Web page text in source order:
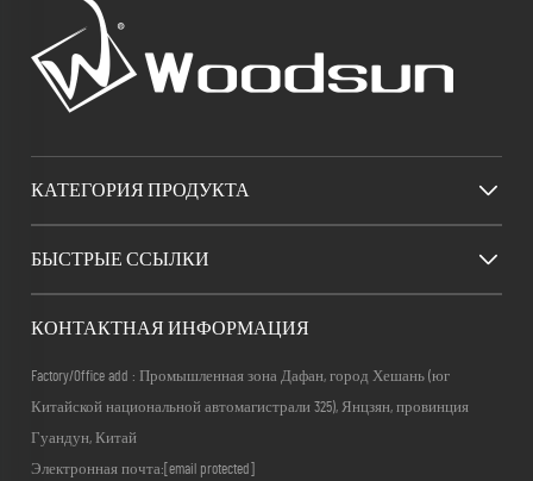
КАТЕГОРИЯ ПРОДУКТА
БЫСТРЫЕ ССЫЛКИ
КОНТАКТНАЯ ИНФОРМАЦИЯ
Factory/Office add : Промышленная зона Дафан, город Хешань (юг
Китайской национальной автомагистрали 325), Янцзян, провинция
Гуандун, Китай
Электронная почта: [email protected]